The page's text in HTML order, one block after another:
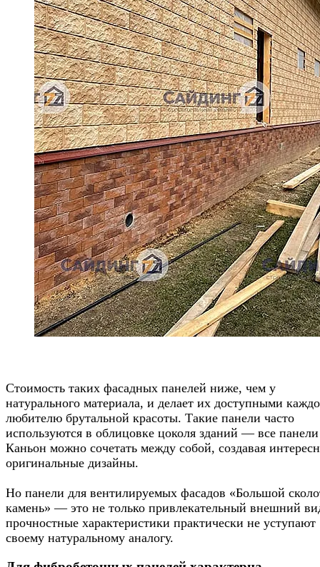
Стоимость таких фасадных панелей ниже, чем у
натурального материала, и делает их доступными
любителю брутальной красоты. Такие панели часто
используются в облицовке цоколя зданий — все панели
Каньон можно сочетать между собой, создавая
оригинальные дизайны.
Но панели для вентилируемых фасадов «Большой
камень» — это не только привлекательный внешний
прочностные характеристики практически не уступают
своему натуральному аналогу.